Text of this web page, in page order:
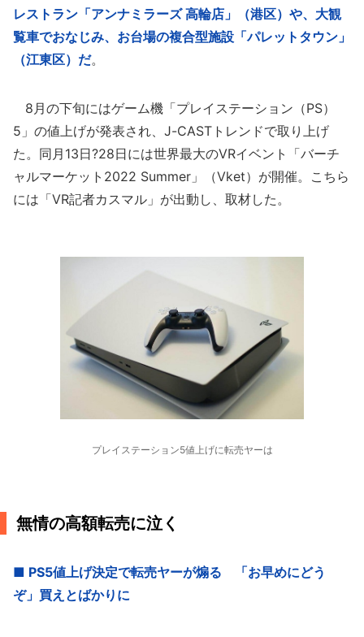
レストラン「アンナミラーズ 高輪店」（港区）や、大観
覧車でおなじみ、お台場の複合型施設「パレットタウン」
（江東区）だ。
8月の下旬にはゲーム機「プレイステーション（PS）
5」の値上げが発表され、J-CASTトレンドで取り上げ
た。同月13日?28日には世界最大のVRイベント「バーチ
ャルマーケット2022 Summer」（Vket）が開催。こちら
には「VR記者カスマル」が出動し、取材した。
プレイステーション5値上げに転売ヤーは
無情の高額転売に泣く
■ PS5値上げ決定で転売ヤーが煽る 「お早めにどう
ぞ」買えとばかりに